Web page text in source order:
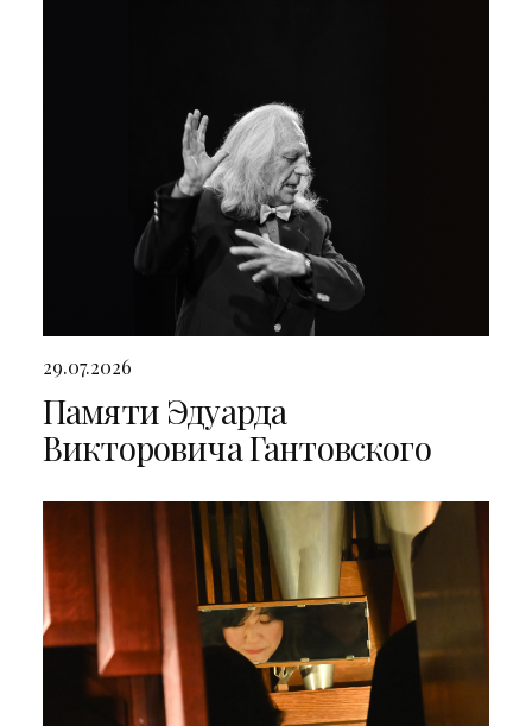
29.07.2026
Памяти Эдуарда
Викторовича Гантовского